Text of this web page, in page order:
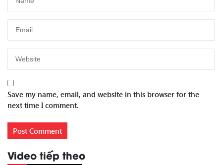
Save my name, email, and website in this browser for the
next time I comment.
Video tiếp theo